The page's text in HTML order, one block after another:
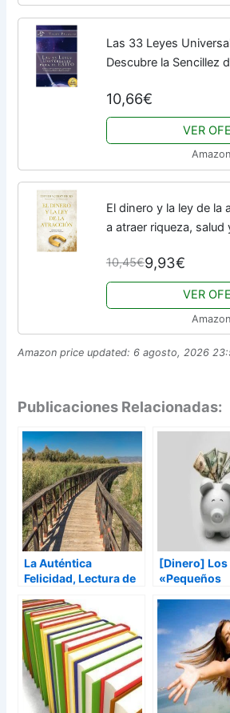
Las 33 Leyes
Descubre la Sencillez
inquebrantable poder
10,66€
VER
El dinero y la ley de la
a atraer riqueza, salud
10,45€9,93€
VER
Amazon price updated: 6 agosto, 2026
Publicaciones Relacionadas:
La Auténtica
Felicidad, Lectura de
[Dinero] Los
«Pequeños
Felicidad